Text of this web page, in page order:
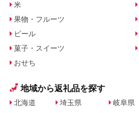
米
果物・フルーツ
ビール
菓子・スイーツ
おせち
地域から返礼品を探す
北海道 埼玉県 岐阜県